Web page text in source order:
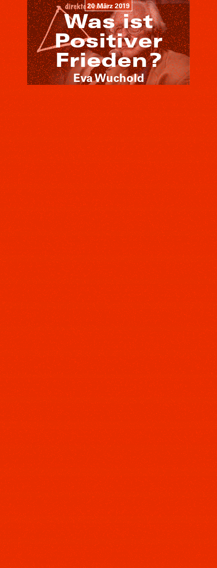
20 März 2019
Was ist
Positiver
Frieden?
Eva Wuchold